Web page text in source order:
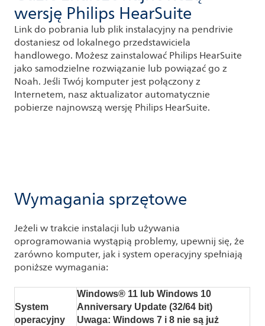
wersję Philips HearSuite
Link do pobrania lub plik instalacyjny na pendrivie
dostaniesz od lokalnego przedstawiciela
handlowego. Możesz zainstalować Philips HearSuite
jako samodzielne rozwiązanie lub powiązać go z
Noah. Jeśli Twój komputer jest połączony z
Internetem, nasz aktualizator automatycznie
pobierze najnowszą wersję Philips HearSuite.
Wymagania sprzętowe
Jeżeli w trakcie instalacji lub używania
oprogramowania wystąpią problemy, upewnij się, że
zarówno komputer, jak i system operacyjny spełniają
poniższe wymagania:
System
operacyjny
Windows® 11 lub Windows 10
Anniversary Update (32/64 bit)
Uwaga: Windows 7 i 8 nie są już